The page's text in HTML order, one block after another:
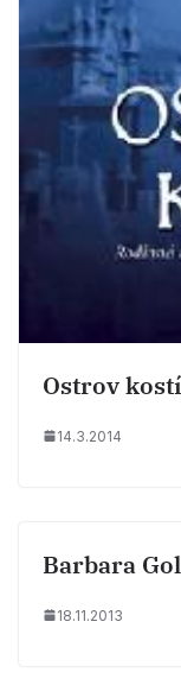
Ostrov
14.3.2014
Barbara
18.11.2013